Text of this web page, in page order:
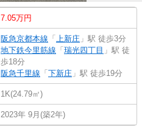
7.05万円
阪急京都本線 「 上新庄 」駅 徒歩3分
地下鉄今里筋線 「 瑞光四丁目 」駅 徒
歩18分
阪急千里線 「 下新庄 」駅 徒歩19分
1K(24.79㎡)
2023年 9月(築2年)